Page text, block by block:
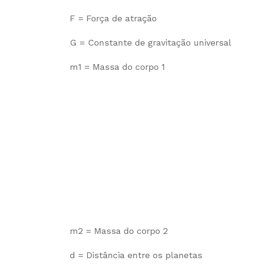
F = Força de atração
G = Constante de gravitação universal
m1 = Massa do corpo 1
m2 = Massa do corpo 2
d = Distância entre os planetas